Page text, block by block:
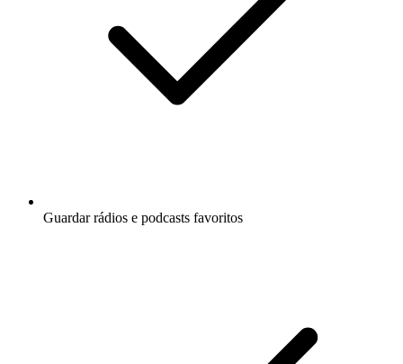
Guardar rádios e podcasts favoritos